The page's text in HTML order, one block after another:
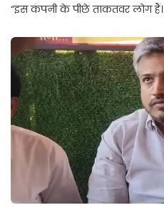
“इस कंपनी के पीछे ताकतवर लोग हैं।